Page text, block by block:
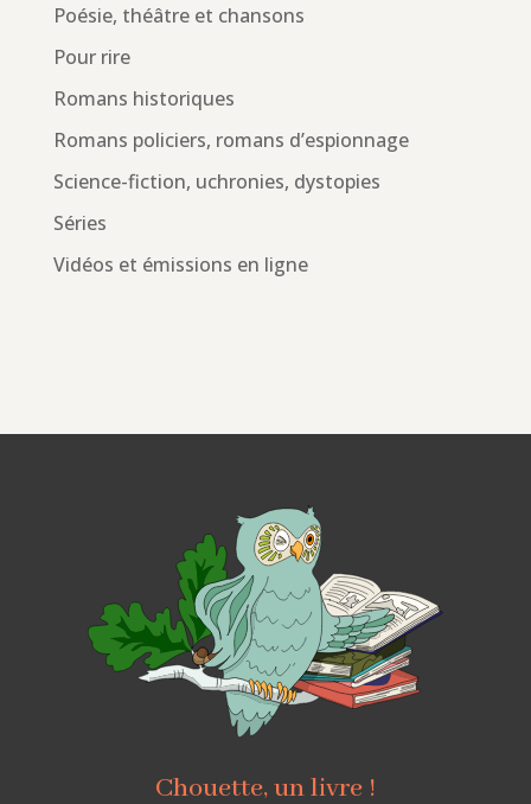
Poésie, théâtre et chansons
Pour rire
Romans historiques
Romans policiers, romans d’espionnage
Science-fiction, uchronies, dystopies
Séries
Vidéos et émissions en ligne
Chouette, un livre !